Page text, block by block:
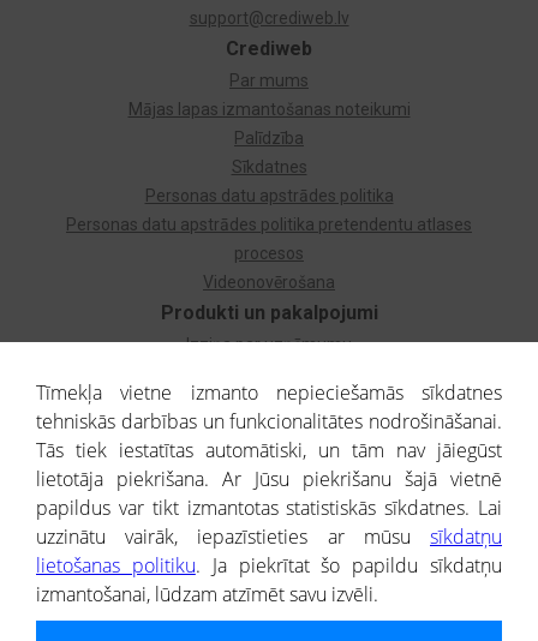
Produkti un pakalpojumi
Izziņa par uzņēmumu
Dzimtas koks
Uzņēmumu atlase
Monitorings
Kredītizziņa par ārvalstu uzņēmumiem
Crediweb
Par mums
Mājas lapas izmantošanas noteikumi
Palīdzība
Sīkdatnes
Personas datu apstrādes politika
Personas datu apstrādes politika pretendentu atlases
procesos
Videonovērošana
support@crediweb.lv
® CREDITREFORM Latvija
SIA
Tīmekļa vietne izmanto nepieciešamās sīkdatnes
tehniskās darbības un funkcionalitātes nodrošināšanai.
Tās tiek iestatītas automātiski, un tām nav jāiegūst
lietotāja piekrišana. Ar Jūsu piekrišanu šajā vietnē
papildus var tikt izmantotas statistiskās sīkdatnes. Lai
uzzinātu vairāk, iepazīstieties ar mūsu sīkdatņu
lietošanas politiku. Ja piekrītat šo papildu sīkdatņu
izmantošanai, lūdzam atzīmēt savu izvēli.